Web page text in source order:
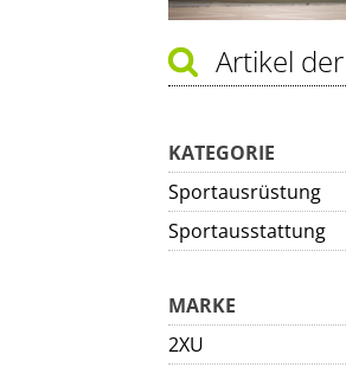
Artikel
KATEGORIE
Sportausrüstung
Sportausstattung
MARKE
2XU